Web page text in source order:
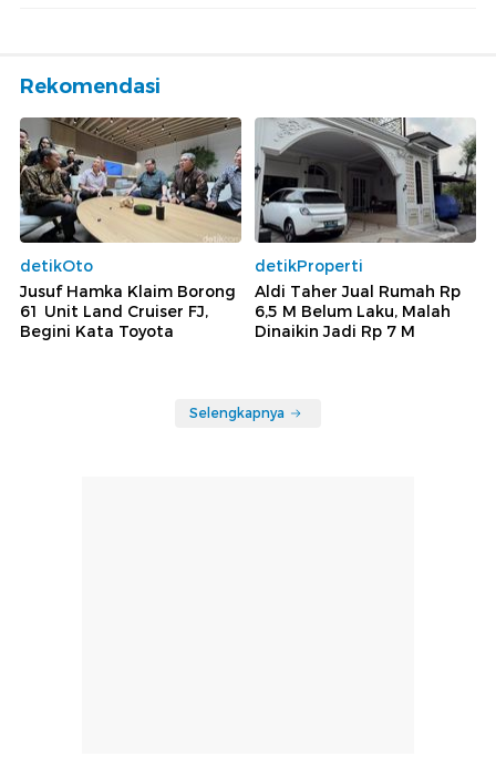
Rekomendasi
detikOto
Jusuf Hamka Klaim Borong
61 Unit Land Cruiser FJ,
Begini Kata Toyota
detikProperti
Aldi Taher Jual Rumah Rp
6,5 M Belum Laku, Malah
Dinaikin Jadi Rp 7 M
Selengkapnya